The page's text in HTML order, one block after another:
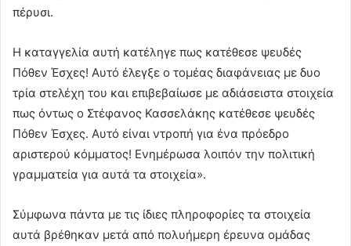
πέρυσι.
Η καταγγελία αυτή κατέληγε πως κατέθεσε ψευδές
Πόθεν Έσχες! Αυτό έλεγξε ο τομέας διαφάνειας με δυο
τρία στελέχη του και επιβεβαίωσε με αδιάσειστα στοιχεία
πως όντως ο Στέφανος Κασσελάκης κατέθεσε ψευδές
Πόθεν Έσχες. Αυτό είναι ντροπή για ένα πρόεδρο
αριστερού κόμματος! Ενημέρωσα λοιπόν την πολιτική
γραμματεία για αυτά τα στοιχεία».
Σύμφωνα πάντα με τις ίδιες πληροφορίες τα στοιχεία
αυτά βρέθηκαν μετά από πολυήμερη έρευνα ομάδας